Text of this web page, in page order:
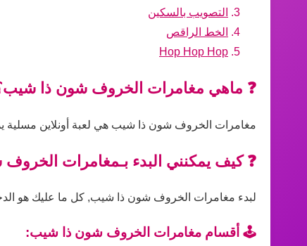
التصويب بالسكين
الخط الراقص
Hop Hop Hop
❓ ماهي مغامرات الخروف شون ذا
مغامرات الخروف شون ذا شيب هي لعبة أونلاين مسلية
❓ كيف يمكنني البدء بـمغامرات
لبدء مغامرات الخروف شون ذا شيب, كل ما عليك هو
🕹️ أقسام مغامرات الخروف شون ذا شيب: